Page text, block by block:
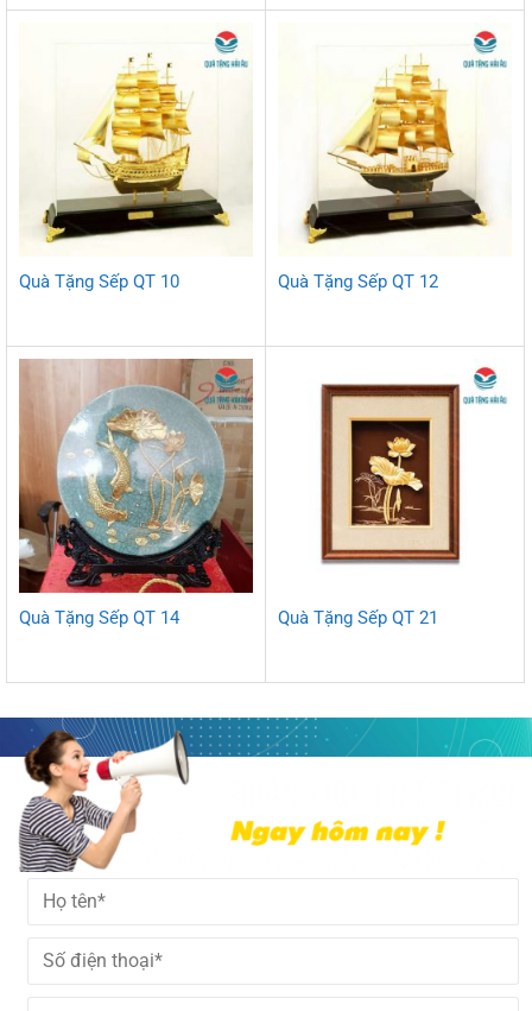
Quà Tặng Sếp QT 10 Quà Tặng Sếp QT 12
Quà Tặng Sếp QT 14 Quà Tặng Sếp QT 21